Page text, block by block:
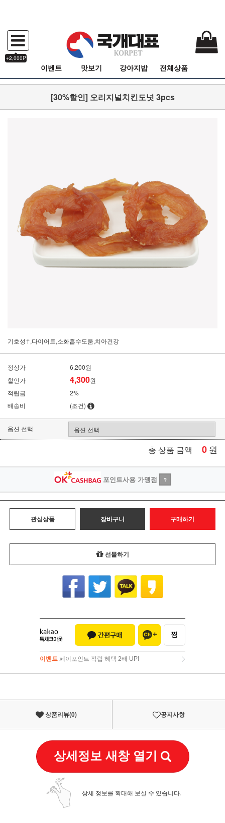
+2,000P
이벤트 맛보기 강아지밥 전체상품
[30%할인] 오리지널치킨도넛 3pcs
기호성↑,다이어트,소화흡수도움,치아건강
정상가
6,200원
할인가
4,300원
적립금
2%
배송비
(조건)
옵션 선택
총 상품 금액 0 원
포인트사용 가맹점 ?
관심상품 장바구니 구매하기
선물하기
이벤트 페이포인트 적립 혜택 2배 UP!
이벤트페이포인트 적립 혜택 2배 UP!
상품리뷰(0) 공지사항
상세정보 새창 열기
상세 정보를 확대해 보실 수 있습니다.